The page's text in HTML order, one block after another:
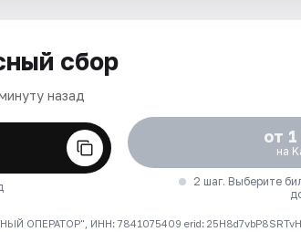
сбор
назад
от
на
2 шаг. Выберите
ОПЕРАТОР", ИНН: 7841075409 erid: